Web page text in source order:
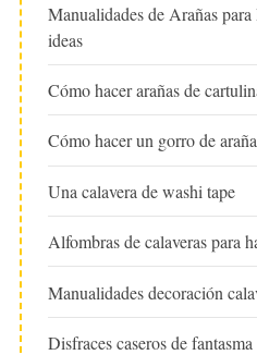
Manualidades de Arañas
ideas
Cómo hacer arañas de
Cómo hacer un gorro de araña
Una calavera de washi tape
Alfombras de calaveras para
Manualidades decoración
Disfraces caseros de fantasma